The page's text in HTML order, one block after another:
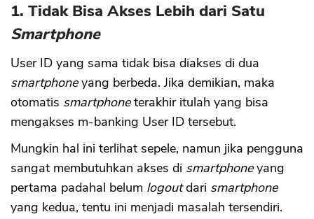
1. Tidak Bisa Akses Lebih dari Satu
Smartphone
User ID yang sama tidak bisa diakses di dua
smartphoneyang berbeda. Jika demikian, maka
otomatis smartphoneterakhir itulah yang bisa
mengakses m-banking User ID tersebut.
Mungkin hal ini terlihat sepele, namun jika pengguna
sangat membutuhkan akses di smartphoneyang
pertama padahal belum logoutdari smartphone
yang kedua, tentu ini menjadi masalah tersendiri.